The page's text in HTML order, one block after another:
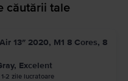
căutării tale
13″ 2020, M1 8 Cores, 8
Excelent
1-2 zile lucratoare